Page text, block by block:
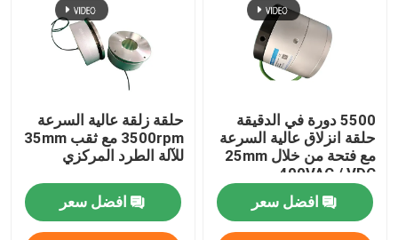
5500 دورة في الدقيقة
حلقة انزلاق عالية السرعة
مع فتحة من خلال 25mm
400VAC / VDC
افضل سعر
حلقة زلقة عالية السرعة
3500rpm مع ثقب 35mm
للآلة الطرد المركزي
افضل سعر